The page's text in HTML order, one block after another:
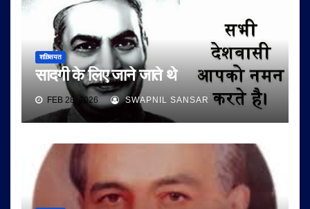
शख़्सियत
सादगी के लिए जाने जाते थे
FEB 28, 2026 SWAPNIL SANSAR